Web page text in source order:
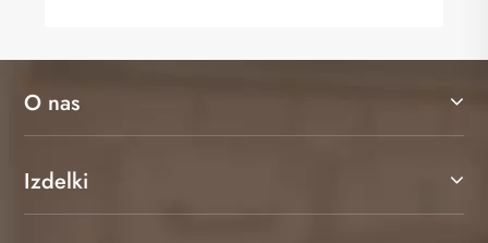
O nas
Izdelki